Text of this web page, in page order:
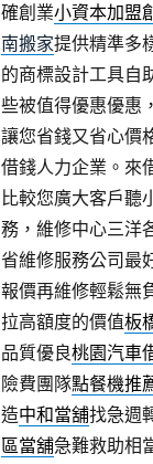
確創業小資本加盟
南搬家提供精準多
的商標設計工具自
些被值得優惠優惠
讓您省錢又省心價
借錢人力企業。來
比較您廣大客戶聽
務，維修中心三洋
省維修服務公司最
報價再維修輕鬆無
拉高額度的價值板
品質優良桃園汽車
險費團隊點餐機推
造中和當舖找急週
區當舖急難救助相